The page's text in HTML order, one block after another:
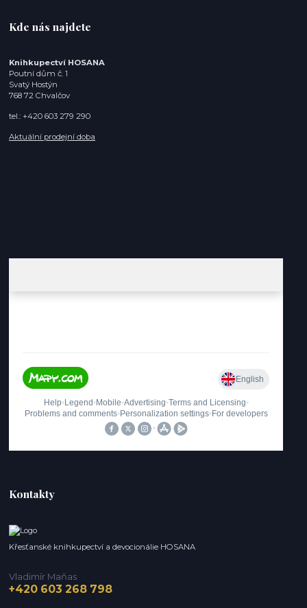
Kde nás najdete
Knihkupectví HOSANA
Poutní dům č. 1
Svatý Hostýn
768 72 Chvalčov
tel.: +420 603 279 290
Aktuální prodejní doba
Kontakty
Křesťanské knihkupectví a devocionálie HOSANA
Vladimír Maňas
+420 603 268 798